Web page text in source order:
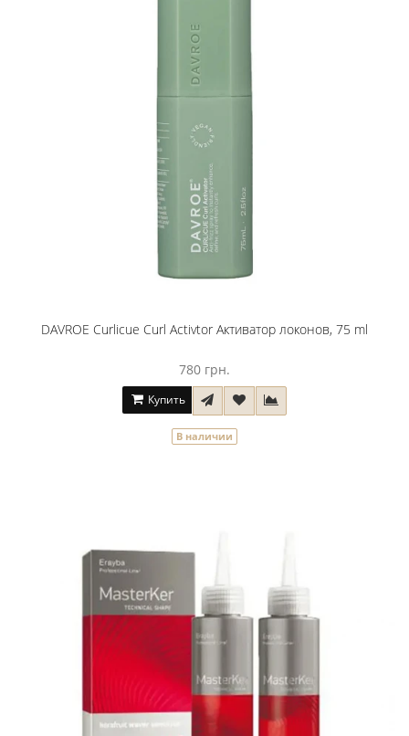
DAVROE Curlicue Curl Activtor Активатор локонов, 75 ml
780 грн.
Купить
В наличии